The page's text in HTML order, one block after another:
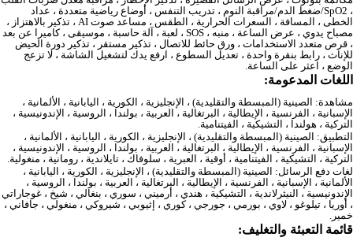
الوضع ، اعثر على الساعة.
اللغات المدعومة:
التركية ، هولندا ، التشيكية ، الفيتنامية.
التركية ، التشيكية ، الفيتنامية ، أوقية ، العبرية ، سلوفاك ، تايلاندية ، رومانية ، منغولية.
خمير.
قائمة التعبئة والتغليف: